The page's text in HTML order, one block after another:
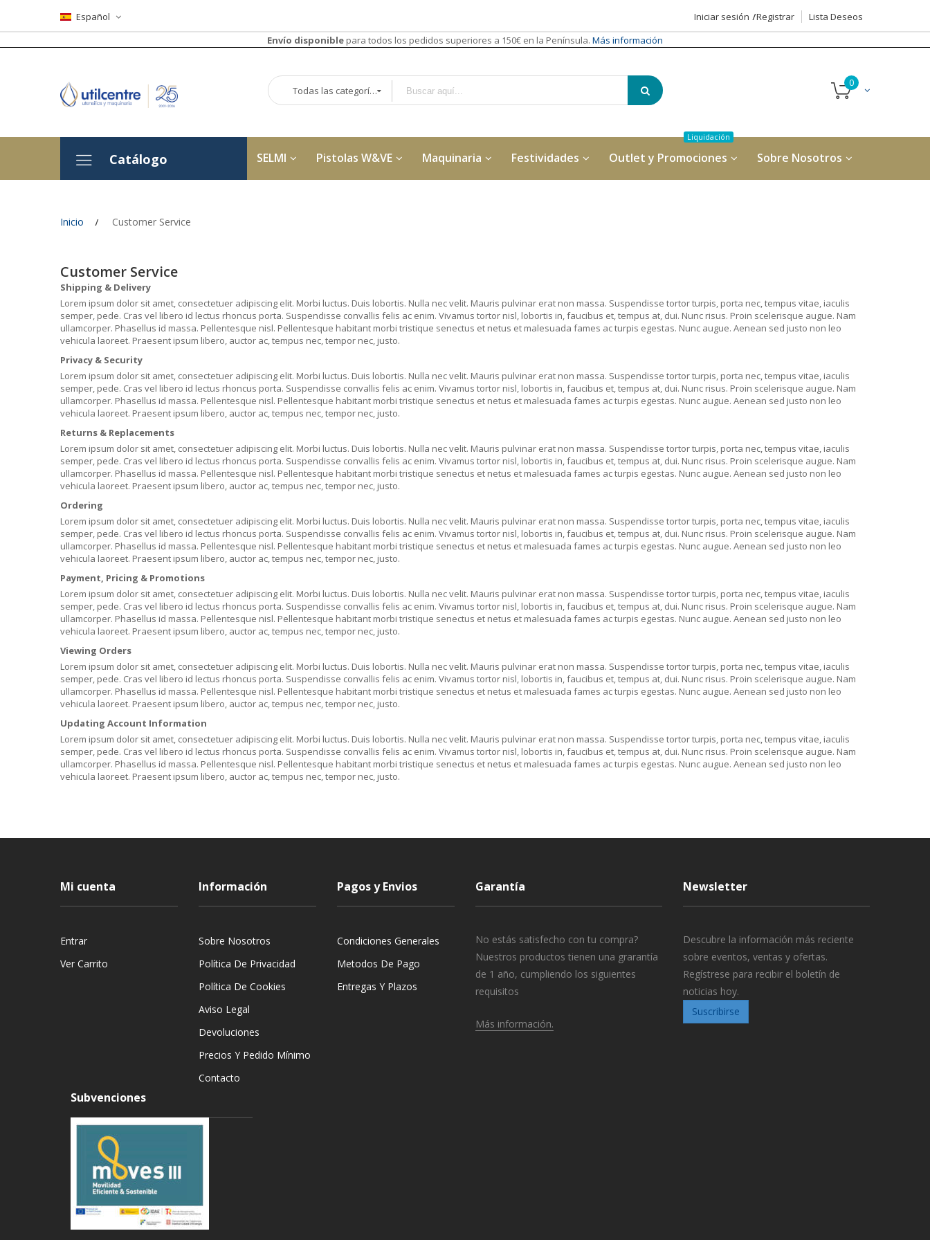
Español Iniciar sesión Registrar
Lista Deseos
Envío disponible para todos los pedidos superiores a 150€ en la Península. Más información
Todas las categorías
Catálogo SELMI Pistolas W&VE Maquinaria Festividades Outlet y Promociones Sobre Nosotros
Inicio Customer Service
Customer Service
Shipping & Delivery
Lorem ipsum dolor sit amet, consectetuer adipiscing elit. Morbi luctus. Duis lobortis. Nulla nec velit. Mauris pulvinar erat non massa. Suspendisse tortor turpis, porta nec, tempus vitae, iaculis
semper, pede. Cras vel libero id lectus rhoncus porta. Suspendisse convallis felis ac enim. Vivamus tortor nisl, lobortis in, faucibus et, tempus at, dui. Nunc risus. Proin scelerisque augue. Nam
ullamcorper. Phasellus id massa. Pellentesque nisl. Pellentesque habitant morbi tristique senectus et netus et malesuada fames ac turpis egestas. Nunc augue. Aenean sed justo non leo
vehicula laoreet. Praesent ipsum libero, auctor ac, tempus nec, tempor nec, justo.
Privacy & Security
Lorem ipsum dolor sit amet, consectetuer adipiscing elit. Morbi luctus. Duis lobortis. Nulla nec velit. Mauris pulvinar erat non massa. Suspendisse tortor turpis, porta nec, tempus vitae, iaculis
semper, pede. Cras vel libero id lectus rhoncus porta. Suspendisse convallis felis ac enim. Vivamus tortor nisl, lobortis in, faucibus et, tempus at, dui. Nunc risus. Proin scelerisque augue. Nam
ullamcorper. Phasellus id massa. Pellentesque nisl. Pellentesque habitant morbi tristique senectus et netus et malesuada fames ac turpis egestas. Nunc augue. Aenean sed justo non leo
vehicula laoreet. Praesent ipsum libero, auctor ac, tempus nec, tempor nec, justo.
Returns & Replacements
Lorem ipsum dolor sit amet, consectetuer adipiscing elit. Morbi luctus. Duis lobortis. Nulla nec velit. Mauris pulvinar erat non massa. Suspendisse tortor turpis, porta nec, tempus vitae, iaculis
semper, pede. Cras vel libero id lectus rhoncus porta. Suspendisse convallis felis ac enim. Vivamus tortor nisl, lobortis in, faucibus et, tempus at, dui. Nunc risus. Proin scelerisque augue. Nam
ullamcorper. Phasellus id massa. Pellentesque nisl. Pellentesque habitant morbi tristique senectus et netus et malesuada fames ac turpis egestas. Nunc augue. Aenean sed justo non leo
vehicula laoreet. Praesent ipsum libero, auctor ac, tempus nec, tempor nec, justo.
Ordering
Lorem ipsum dolor sit amet, consectetuer adipiscing elit. Morbi luctus. Duis lobortis. Nulla nec velit. Mauris pulvinar erat non massa. Suspendisse tortor turpis, porta nec, tempus vitae, iaculis
semper, pede. Cras vel libero id lectus rhoncus porta. Suspendisse convallis felis ac enim. Vivamus tortor nisl, lobortis in, faucibus et, tempus at, dui. Nunc risus. Proin scelerisque augue. Nam
ullamcorper. Phasellus id massa. Pellentesque nisl. Pellentesque habitant morbi tristique senectus et netus et malesuada fames ac turpis egestas. Nunc augue. Aenean sed justo non leo
vehicula laoreet. Praesent ipsum libero, auctor ac, tempus nec, tempor nec, justo.
Payment, Pricing & Promotions
Lorem ipsum dolor sit amet, consectetuer adipiscing elit. Morbi luctus. Duis lobortis. Nulla nec velit. Mauris pulvinar erat non massa. Suspendisse tortor turpis, porta nec, tempus vitae, iaculis
semper, pede. Cras vel libero id lectus rhoncus porta. Suspendisse convallis felis ac enim. Vivamus tortor nisl, lobortis in, faucibus et, tempus at, dui. Nunc risus. Proin scelerisque augue. Nam
ullamcorper. Phasellus id massa. Pellentesque nisl. Pellentesque habitant morbi tristique senectus et netus et malesuada fames ac turpis egestas. Nunc augue. Aenean sed justo non leo
vehicula laoreet. Praesent ipsum libero, auctor ac, tempus nec, tempor nec, justo.
Viewing Orders
Lorem ipsum dolor sit amet, consectetuer adipiscing elit. Morbi luctus. Duis lobortis. Nulla nec velit. Mauris pulvinar erat non massa. Suspendisse tortor turpis, porta nec, tempus vitae, iaculis
semper, pede. Cras vel libero id lectus rhoncus porta. Suspendisse convallis felis ac enim. Vivamus tortor nisl, lobortis in, faucibus et, tempus at, dui. Nunc risus. Proin scelerisque augue. Nam
ullamcorper. Phasellus id massa. Pellentesque nisl. Pellentesque habitant morbi tristique senectus et netus et malesuada fames ac turpis egestas. Nunc augue. Aenean sed justo non leo
vehicula laoreet. Praesent ipsum libero, auctor ac, tempus nec, tempor nec, justo.
Updating Account Information
Lorem ipsum dolor sit amet, consectetuer adipiscing elit. Morbi luctus. Duis lobortis. Nulla nec velit. Mauris pulvinar erat non massa. Suspendisse tortor turpis, porta nec, tempus vitae, iaculis
semper, pede. Cras vel libero id lectus rhoncus porta. Suspendisse convallis felis ac enim. Vivamus tortor nisl, lobortis in, faucibus et, tempus at, dui. Nunc risus. Proin scelerisque augue. Nam
ullamcorper. Phasellus id massa. Pellentesque nisl. Pellentesque habitant morbi tristique senectus et netus et malesuada fames ac turpis egestas. Nunc augue. Aenean sed justo non leo
vehicula laoreet. Praesent ipsum libero, auctor ac, tempus nec, tempor nec, justo.
Mi cuenta
Entrar
Ver Carrito
Información
Sobre Nosotros
Política De Privacidad
Política De Cookies
Aviso Legal
Devoluciones
Precios Y Pedido Mínimo
Contacto
Pagos y Envios
Condiciones Generales
Metodos De Pago
Entregas Y Plazos
Garantía
No estás satisfecho con tu compra?
Nuestros productos tienen una grarantía
de 1 año, cumpliendo los siguientes
requisitos
Más información.
Newsletter
Descubre la información más reciente
sobre eventos, ventas y ofertas.
Regístrese para recibir el boletín de
noticias hoy.
Suscribirse
Subvenciones